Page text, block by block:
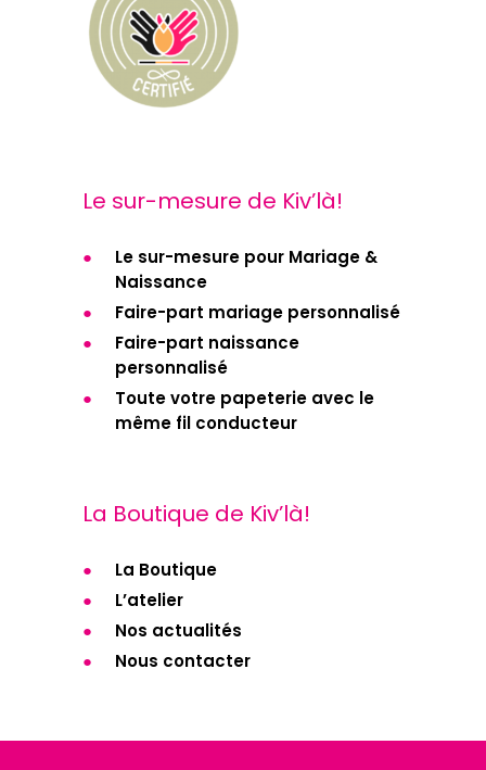
Le sur-mesure de Kiv’là!
Le sur-mesure pour Mariage &
Naissance
Faire-part mariage personnalisé
Faire-part naissance
personnalisé
Toute votre papeterie avec le
même fil conducteur
La Boutique de Kiv’là!
La Boutique
L’atelier
Nos actualités
Nous contacter